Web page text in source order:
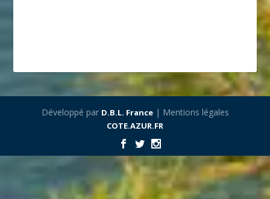
Développé par D.B.L. France| Mentions légales
COTE.AZUR.FR